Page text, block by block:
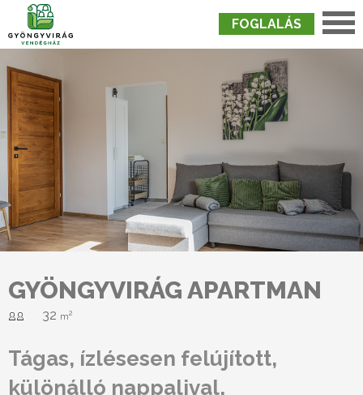
FOGLALÁS
Nyitólap
GYÖNGYVIRÁG APARTMAN
32 m2
Tágas, ízlésesen felújított,
különálló nappalival,